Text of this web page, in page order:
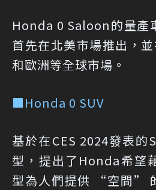
Honda 0 Saloon的量產
首先在北美市場推出，
和歐洲等全球市場。
■Honda 0 SUV
基於在CES 2024發表
型，提出了Honda希望
型為人們提供 “空間”